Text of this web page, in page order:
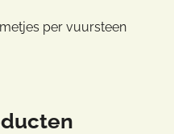
per vuursteen